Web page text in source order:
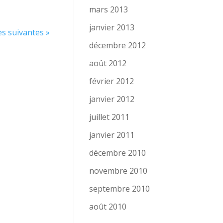
suivantes »
mars 2013
janvier 2013
décembre 2012
août 2012
février 2012
janvier 2012
juillet 2011
janvier 2011
décembre 2010
novembre 2010
septembre 2010
août 2010